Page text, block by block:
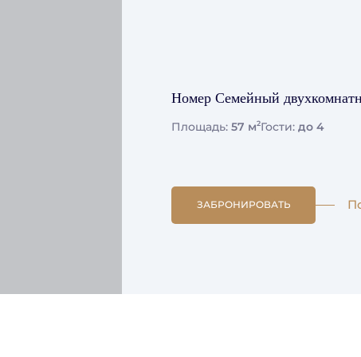
Номер Семейный
Площадь: 57 м2Гости: до 4
ЗАБРОНИРОВАТЬ